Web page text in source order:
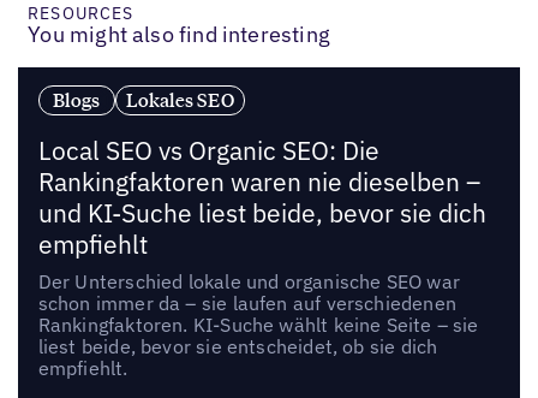
RESOURCES
You might also find interesting
Blogs Lokales SEO
Local SEO vs Organic SEO: Die
Rankingfaktoren waren nie dieselben –
und KI-Suche liest beide, bevor sie dich
empfiehlt
Der Unterschied lokale und organische SEO war
schon immer da – sie laufen auf verschiedenen
Rankingfaktoren. KI-Suche wählt keine Seite – sie
liest beide, bevor sie entscheidet, ob sie dich
empfiehlt.